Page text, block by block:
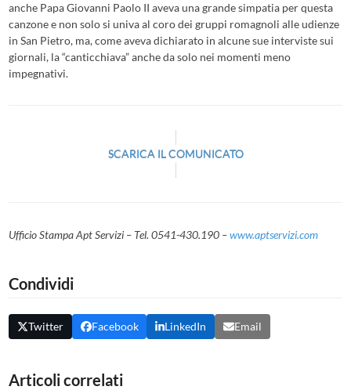
anche Papa Giovanni Paolo II aveva una grande simpatia per questa
canzone e non solo si univa al coro dei gruppi romagnoli alle udienze
in San Pietro, ma, come aveva dichiarato in alcune sue interviste sui
giornali, la “canticchiava” anche da solo nei momenti meno
impegnativi.
SCARICA IL COMUNICATO
Ufficio Stampa Apt Servizi – Tel. 0541-430.190 –www.aptservizi.com
Condividi
Twitter Facebook LinkedIn Email
Articoli correlati